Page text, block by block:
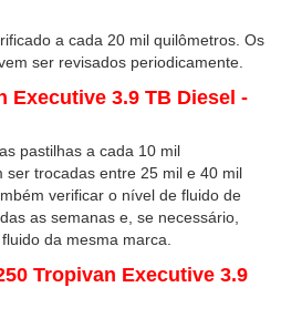
a cada 20 mil quilômetros. Os
ser revisados periodicamente.
Executive 3.9 TB Diesel -
pastilhas a cada 10 mil
ser trocadas entre 25 mil e 40 mil
verificar o nível de fluido de
as semanas e, se necessário,
da mesma marca.
Tropivan Executive 3.9